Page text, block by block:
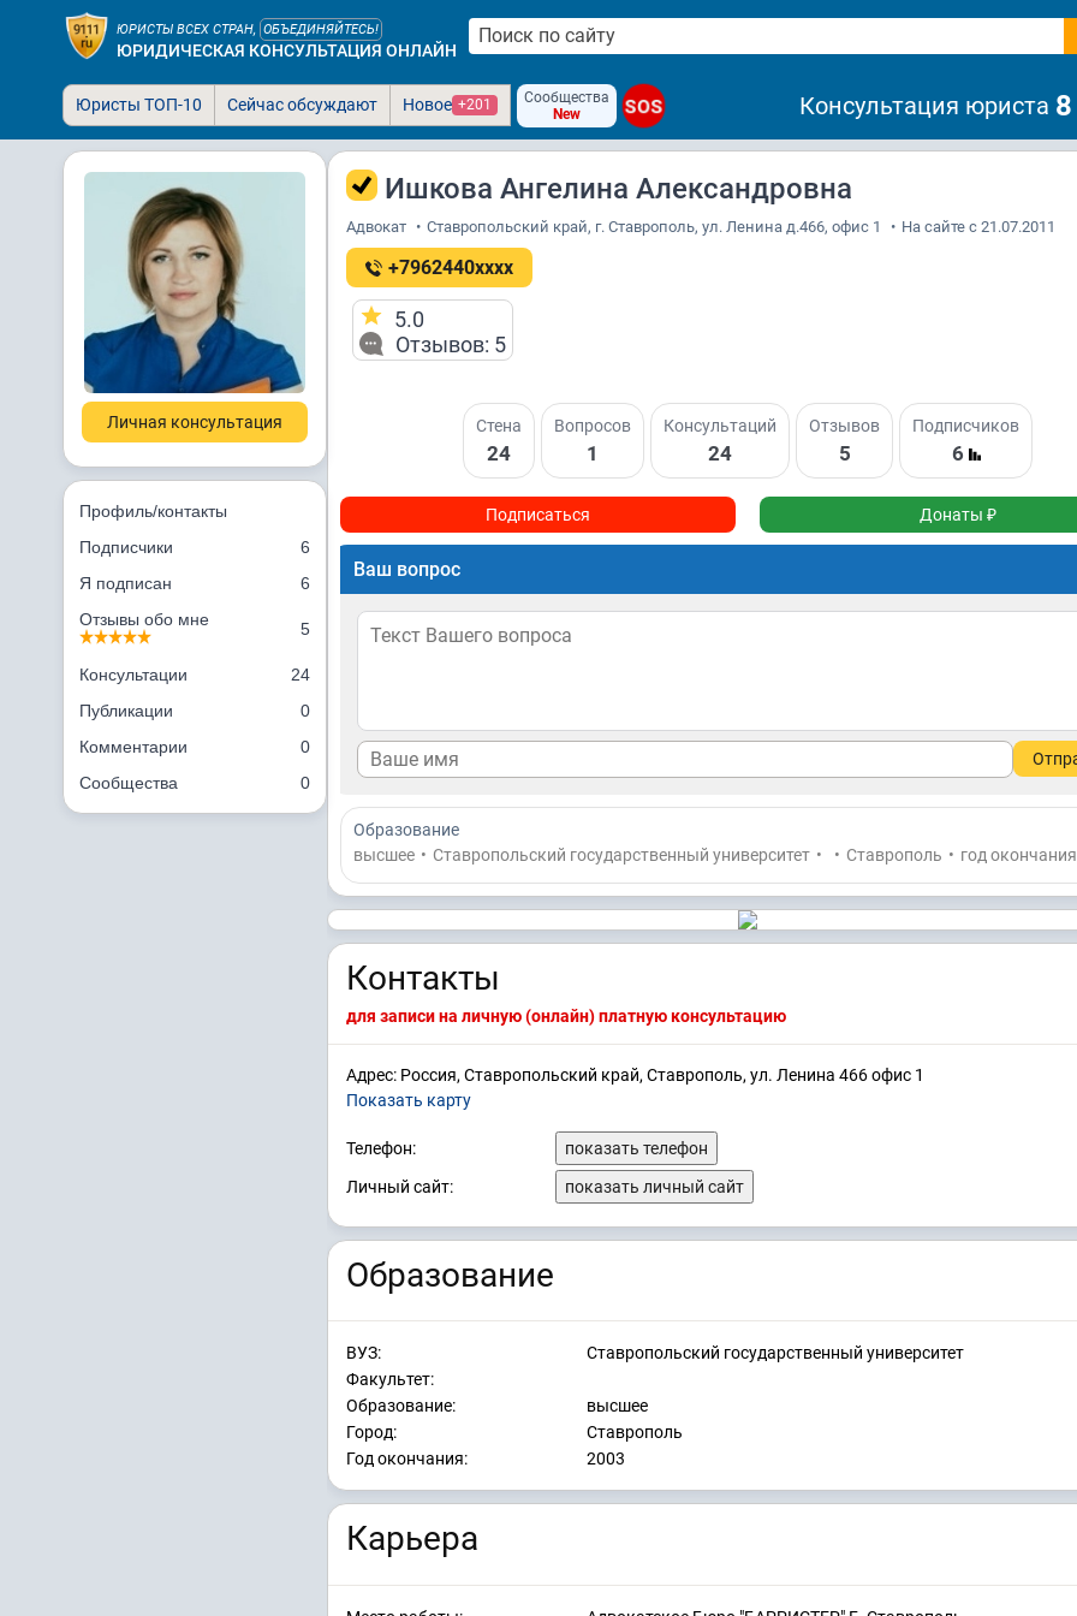
ЮРИСТЫ ВСЕХ СТРАН, ОБЪЕДИНЯЙТЕСЬ!
ЮРИДИЧЕСКАЯ КОНСУЛЬТАЦИЯ ОНЛАЙН
Юристы ТОП-10 Сейчас обсуждают Новое +201
Сообщества
New
SOS Консультация юриста
Личная консультация
Профиль/контакты
Подписчики
6
Я подписан
6
Отзывы обо мне
5
Консультации
24
Публикации
0
Комментарии
0
Сообщества
0
Ишкова Ангелина Александровна
Адвокат • Ставропольский край, г. Ставрополь, ул. Ленина д.466, офис 1 • На сайте с 21.07.2011
+7962440xxxx
5.0
Отзывов: 5
Стена
24
Вопросов
1
Консультаций
24
Отзывов
5
Подписчиков
6
Подписаться Донаты ₽
Ваш вопрос
Образование
высшее • Ставропольский государственный университет • • Ставрополь • год
Контакты
для записи на личную (онлайн) платную консультацию
Адрес: Россия, Ставропольский край, Ставрополь, ул. Ленина 466 офис 1
Показать карту
Телефон:
показать телефон
Личный сайт:
показать личный сайт
Образование
ВУЗ:
Ставропольский государственный университет
Факультет:
Образование:
высшее
Город:
Ставрополь
Год окончания:
2003
Карьера